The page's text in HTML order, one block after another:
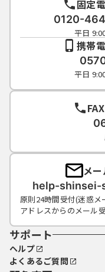
固定
0120-
平日
携帯
平日
メー
help-shinsei-
原則24時間受付(迷惑
アドレスからのメール
サポート
ヘルプ
よくあるご質問